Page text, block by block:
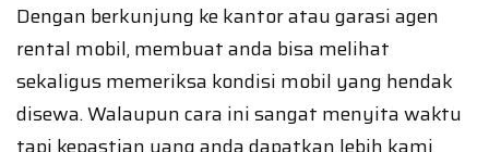
Dengan berkunjung ke kantor atau garasi agen
rental mobil, membuat anda bisa melihat
sekaligus memeriksa kondisi mobil yang hendak
disewa. Walaupun cara ini sangat menyita waktu